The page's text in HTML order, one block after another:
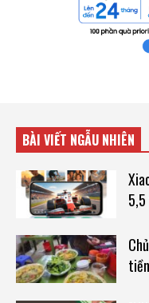
BÀI VIẾT NGẪU NHIÊN